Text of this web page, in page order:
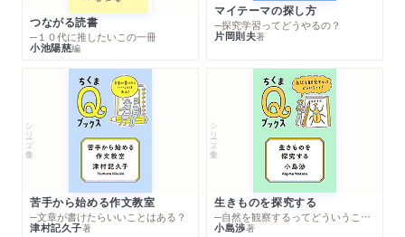
つながる読書
─１０代に推したいこの一冊
小池陽慈編
マイテーマの探し方
─探究学習ってどうやるの？
片岡則夫著
シリーズ・全集
苦手から始める作文教室
─文章が書けたらいいことはある？
津村記久子著
シリーズ・全集
生きものを探究する
─自然を観察するってどういうこと？
小島渉著